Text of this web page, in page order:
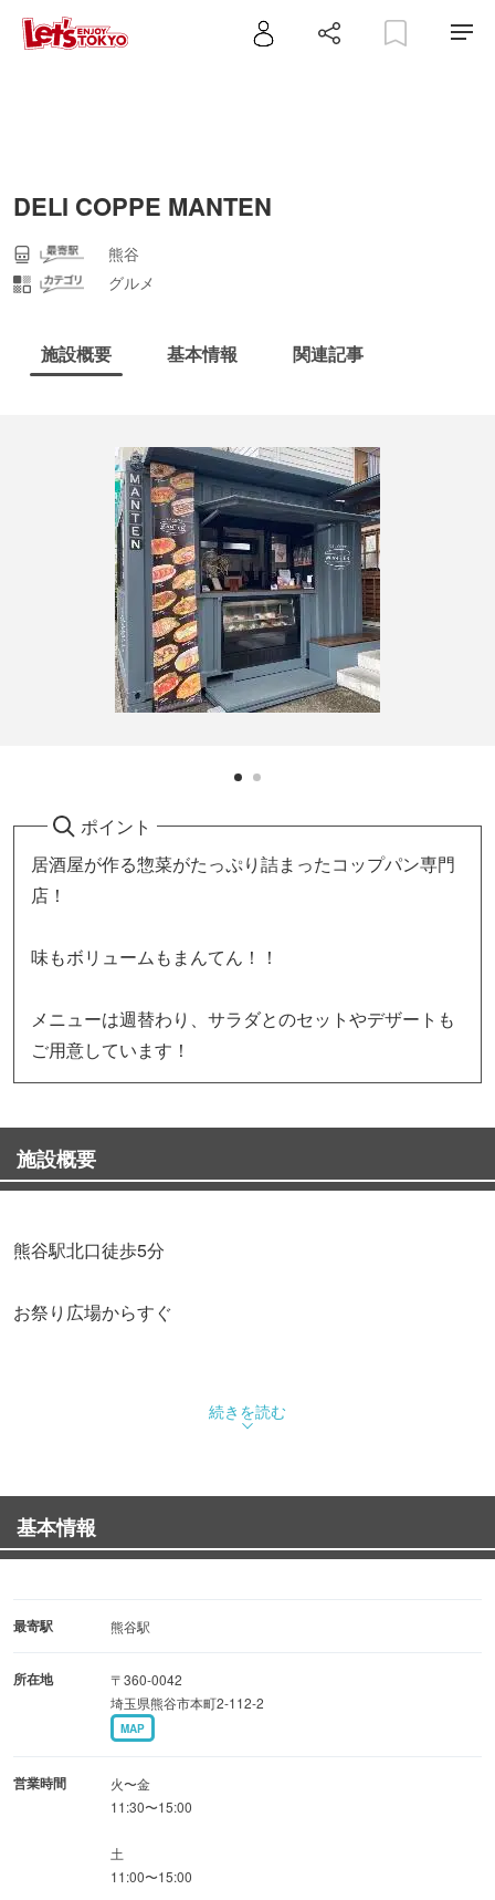
DELI COPPE MANTEN
熊谷
グルメ
施設概要 基本情報 関連記事
ポイント
居酒屋が作る惣菜がたっぷり詰まったコップパン専門
店！
味もボリュームもまんてん！！
メニューは週替わり、サラダとのセットやデザートも
ご用意しています！
施設概要
熊谷駅北口徒歩5分
お祭り広場からすぐ
熊谷初のコッペパン専門店！！
メニューは7〜10種類
週替わりなので、何度も通いたくなるお店です。
惣菜コッペは400〜500円、サラダセット(平日限定)＋100
デザートコッペは280〜380円
続きを読む
基本情報
最寄駅 熊谷駅
所在地
〒360-0042
埼玉県熊谷市本町2-112-2
MAP
営業時間
火〜金
11:30〜15:00
土
11:00〜15:00